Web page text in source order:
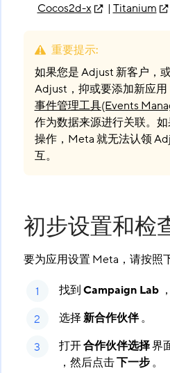
Cocos2d-x
| Titanium
重要提示:
如果您是 Adjust 新客户，
Adjust，抑或要添加新应
事件管理工具(Events
作为数据来源进行关联。
操作，Meta 就无法认领
互。
初步设置和检
要为应用设置 Meta，请按照
找到Campaign Lab
选择新合作伙伴​ 。
打开合作伙伴选择界
，然后点击下一步​ 。